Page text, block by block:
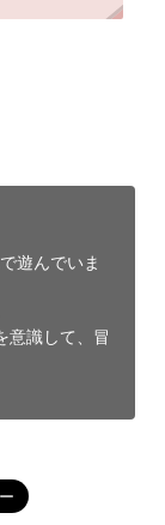
遊んでいま
意識して、冒